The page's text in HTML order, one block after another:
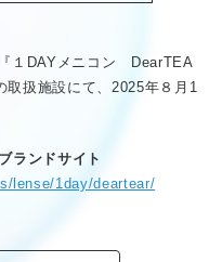
１DAYメニコン DearTEA
扱施設にて、2025年８月1
ランドサイト
lense/1day/deartear/